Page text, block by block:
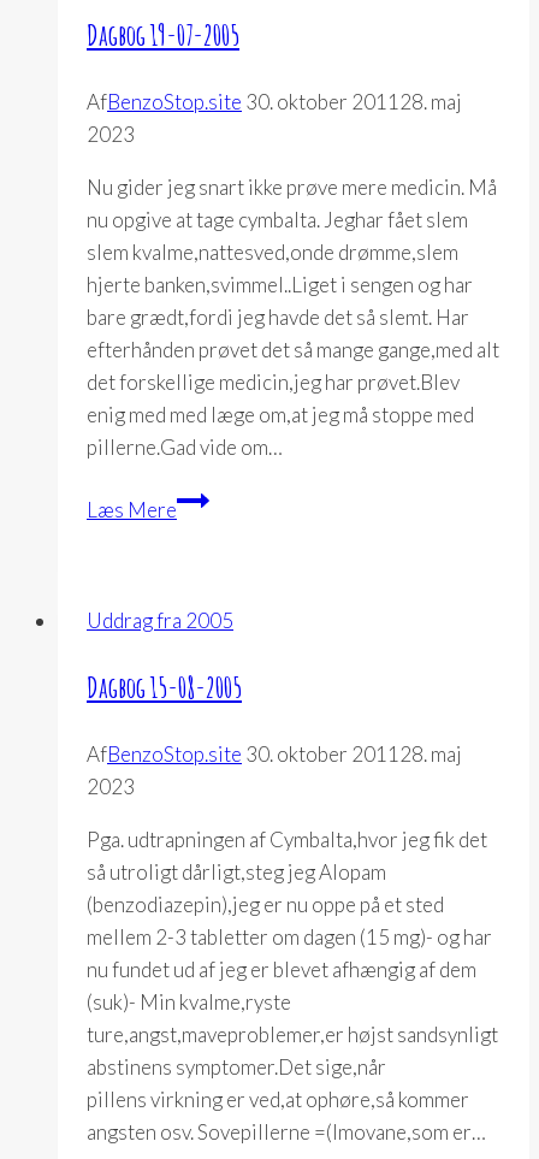
Dagbog 19-07-2005
AfBenzoStop.site 30. oktober 2011 28. maj
2023
Nu gider jeg snart ikke prøve mere medicin. Må
nu opgive at tage cymbalta. Jeghar fået slem
slem kvalme,nattesved,onde drømme,slem
hjerte banken,svimmel..Liget i sengen og har
bare grædt,fordi jeg havde det så slemt. Har
efterhånden prøvet det så mange gange,med alt
det forskellige medicin,jeg har prøvet.Blev
enig med med læge om,at jeg må stoppe med
pillerne.Gad vide om…
Læs MereDagbog
Uddrag fra 2005
Dagbog 15-08-2005
AfBenzoStop.site 30. oktober 2011 28. maj
2023
Pga. udtrapningen af Cymbalta,hvor jeg fik det
så utroligt dårligt,steg jeg Alopam
(benzodiazepin),jeg er nu oppe på et sted
mellem 2-3 tabletter om dagen (15 mg)- og har
nu fundet ud af jeg er blevet afhængig af dem
(suk)- Min kvalme,ryste
ture,angst,maveproblemer,er højst sandsynligt
abstinens symptomer.Det sige,når
pillens virkning er ved,at ophøre,så kommer
angsten osv. Sovepillerne =(Imovane,som er…